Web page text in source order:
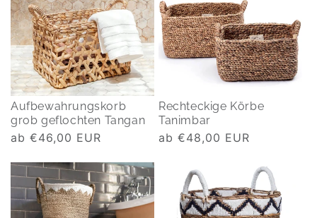
Aufbewahrungskorb
grob geflochten Tangan
Normaler
ab €46,00 EUR
Rechteckige Körbe
Tanimbar
Normaler
ab €48,00 EUR